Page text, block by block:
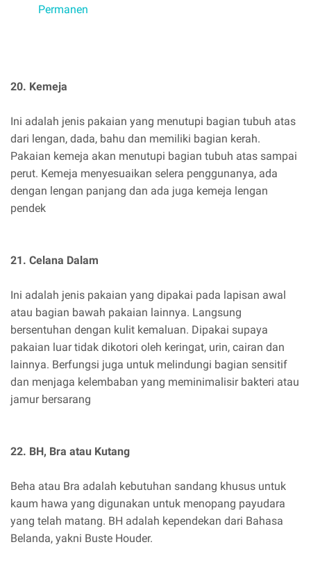
Permanen
20. Kemeja
Ini adalah jenis pakaian yang menutupi bagian tubuh atas
dari lengan, dada, bahu dan memiliki bagian kerah.
Pakaian kemeja akan menutupi bagian tubuh atas sampai
perut. Kemeja menyesuaikan selera penggunanya, ada
dengan lengan panjang dan ada juga kemeja lengan
pendek
21. Celana Dalam
Ini adalah jenis pakaian yang dipakai pada lapisan awal
atau bagian bawah pakaian lainnya. Langsung
bersentuhan dengan kulit kemaluan. Dipakai supaya
pakaian luar tidak dikotori oleh keringat, urin, cairan dan
lainnya. Berfungsi juga untuk melindungi bagian sensitif
dan menjaga kelembaban yang meminimalisir bakteri atau
jamur bersarang
22. BH, Bra atau Kutang
Beha atau Bra adalah kebutuhan sandang khusus untuk
kaum hawa yang digunakan untuk menopang payudara
yang telah matang. BH adalah kependekan dari Bahasa
Belanda, yakni Buste Houder.